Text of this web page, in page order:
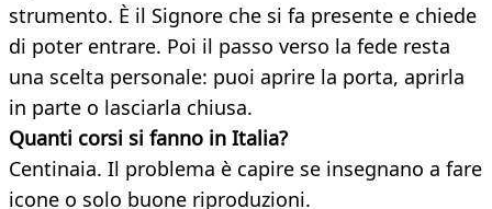
strumento. È il Signore che si fa presente e chiede
di poter entrare. Poi il passo verso la fede resta
una scelta personale: puoi aprire la porta, aprirla
in parte o lasciarla chiusa.
Quanti corsi si fanno in Italia?
Centinaia. Il problema è capire se insegnano a fare
icone o solo buone riproduzioni.